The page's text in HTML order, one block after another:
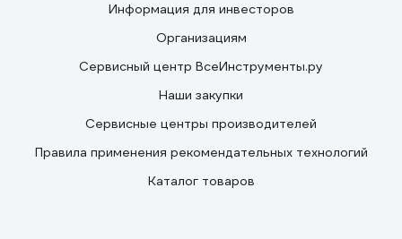
Информация для инвесторов
Организациям
Сервисный центр ВсеИнструменты.ру
Наши закупки
Сервисные центры производителей
Правила применения рекомендательных технологий
Каталог товаров